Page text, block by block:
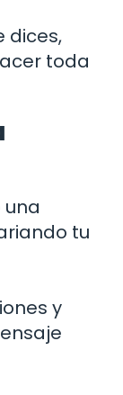
dices,
toda
una
tu
y